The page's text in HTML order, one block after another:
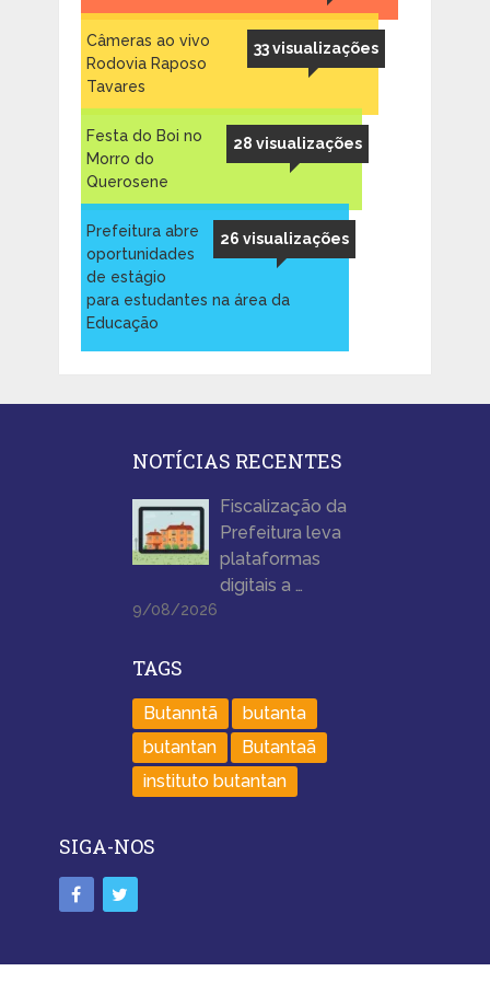
33 visualizações
Câmeras ao vivo
Rodovia Raposo
Tavares
28 visualizações
Festa do Boi no
Morro do
Querosene
26 visualizações
Prefeitura abre
oportunidades
de estágio
para estudantes na área da
Educação
NOTÍCIAS RECENTES
Fiscalização da
Prefeitura leva
plataformas
digitais a …
9/08/2026
TAGS
Butanntã
butanta
butantan
Butantaã
instituto butantan
SIGA-NOS